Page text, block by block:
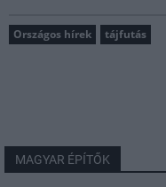
Országos hírek tájfutás
MAGYAR ÉPÍTŐK